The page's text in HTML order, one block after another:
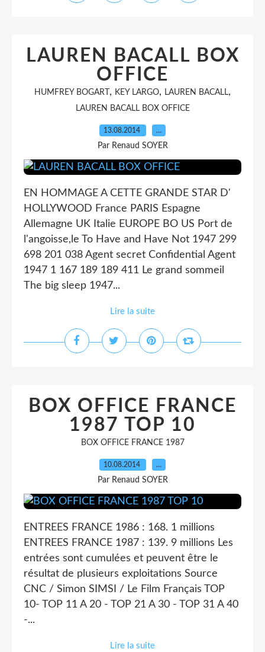
LAUREN BACALL BOX
OFFICE
HUMFREY BOGART , KEY LARGO, LAUREN BACALL,
LAUREN BACALL BOX OFFICE
13.08.2014 …
Par Renaud SOYER
EN HOMMAGE A CETTE GRANDE STAR D'
HOLLYWOOD France PARIS Espagne
Allemagne UK Italie EUROPE BO US Port de
l'angoisse,le To Have and Have Not 1947 299
698 201 038 Agent secret Confidential Agent
1947 1 167 189 189 411 Le grand sommeil
The big sleep 1947...
Lire la suite
BOX OFFICE FRANCE
1987 TOP 10
BOX OFFICE FRANCE 1987
10.08.2014 …
Par Renaud SOYER
ENTREES FRANCE 1986 : 168. 1 millions
ENTREES FRANCE 1987 : 139. 9 millions Les
entrées sont cumulées et peuvent être le
résultat de plusieurs exploitations Source
CNC / Simon SIMSI / Le Film Français TOP
10- TOP 11 A 20 - TOP 21 A 30 - TOP 31 A 40
-...
Lire la suite